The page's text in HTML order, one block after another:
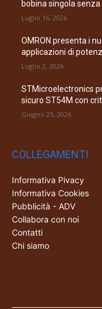
bobina singola senza
Luglio 16, 2026
OMRON presenta i
applicazioni di
Luglio 2, 2026
STMicroelectronics
sicuro ST54M con
Giugno 25, 2026
COLLEGAMENTI
Informativa Pivacy
Informativa Cookies
Pubblicità - ADV
Collabora con noi
Contatti
Chi siamo